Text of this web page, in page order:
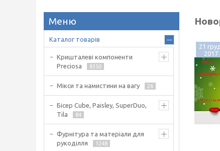
21
2017
Каталог товарів
Кришталеві компоненти
Preciosa
8350
Мікси та намистини на вагу 26
Бісер Cube, Paisley, SuperDuo,
Tila
84
Фурнітура та матеріали для
рукоділля
1248